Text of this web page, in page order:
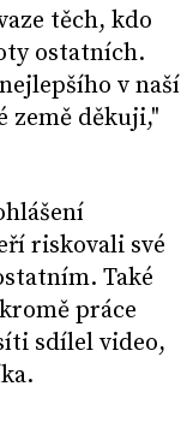
těch, kdo
ostatních.
v naší
země děkuji,"
riskovali své
Také
práce
sdílel video,